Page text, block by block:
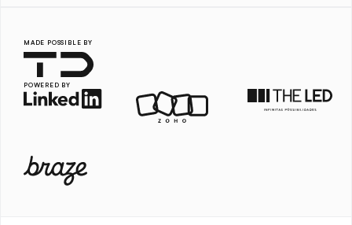
MADE POSSIBLE BY
POWERED BY